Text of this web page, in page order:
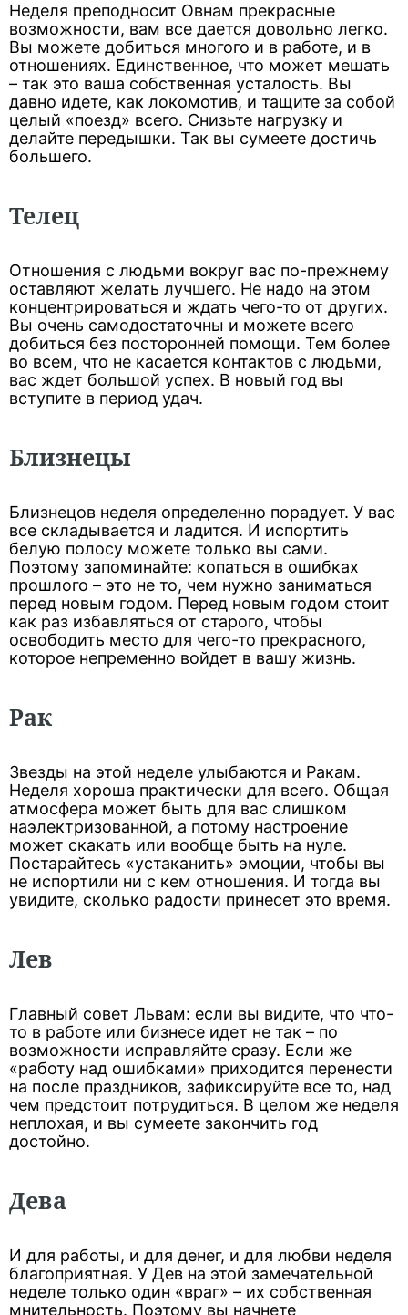
Неделя преподносит Овнам прекрасные
возможности, вам все дается довольно легко.
Вы можете добиться многого и в работе, и в
отношениях. Единственное, что может мешать
– так это ваша собственная усталость. Вы
давно идете, как локомотив, и тащите за собой
целый «поезд» всего. Снизьте нагрузку и
делайте передышки. Так вы сумеете достичь
большего.
Телец
Отношения с людьми вокруг вас по-прежнему
оставляют желать лучшего. Не надо на этом
концентрироваться и ждать чего-то от других.
Вы очень самодостаточны и можете всего
добиться без посторонней помощи. Тем более
во всем, что не касается контактов с людьми,
вас ждет большой успех. В новый год вы
вступите в период удач.
Близнецы
Близнецов неделя определенно порадует. У вас
все складывается и ладится. И испортить
белую полосу можете только вы сами.
Поэтому запоминайте: копаться в ошибках
прошлого – это не то, чем нужно заниматься
перед новым годом. Перед новым годом стоит
как раз избавляться от старого, чтобы
освободить место для чего-то прекрасного,
которое непременно войдет в вашу жизнь.
Рак
Звезды на этой неделе улыбаются и Ракам.
Неделя хороша практически для всего. Общая
атмосфера может быть для вас слишком
наэлектризованной, а потому настроение
может скакать или вообще быть на нуле.
Постарайтесь «устаканить» эмоции, чтобы вы
не испортили ни с кем отношения. И тогда вы
увидите, сколько радости принесет это время.
Лев
Главный совет Львам: если вы видите, что что-
то в работе или бизнесе идет не так – по
возможности исправляйте сразу. Если же
«работу над ошибками» приходится перенести
на после праздников, зафиксируйте все то, над
чем предстоит потрудиться. В целом же неделя
неплохая, и вы сумеете закончить год
достойно.
Дева
И для работы, и для денег, и для любви неделя
благоприятная. У Дев на этой замечательной
неделе только один «враг» – их собственная
мнительность. Поэтому вы начнете